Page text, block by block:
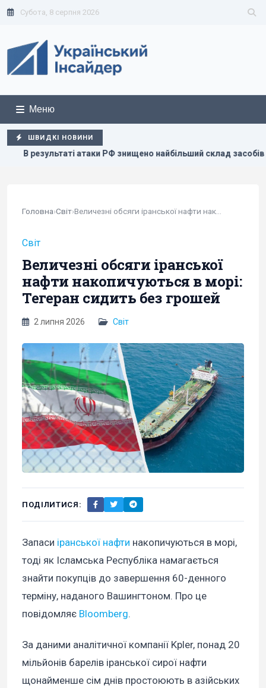
Субота, 8 серпня 2026
Меню
ШВИДКІ НОВИНИ
найбільший склад засобів індивідуального захисту
Головна›Світ›
Світ
Величезні обсяги іранської
нафти накопичуються в морі:
Тегеран сидить без грошей
2 липня 2026 Світ
ПОДІЛИТИСЯ:
Запаси іранської нафти накопичуються в морі,
тоді як Ісламська Республіка намагається
знайти покупців до завершення 60-денного
терміну, наданого Вашингтоном. Про це
повідомляє Bloomberg.
За даними аналітичної компанії Kpler, понад 20
мільйонів барелів іранської сирої нафти
щонайменше сім днів простоюють в азійських